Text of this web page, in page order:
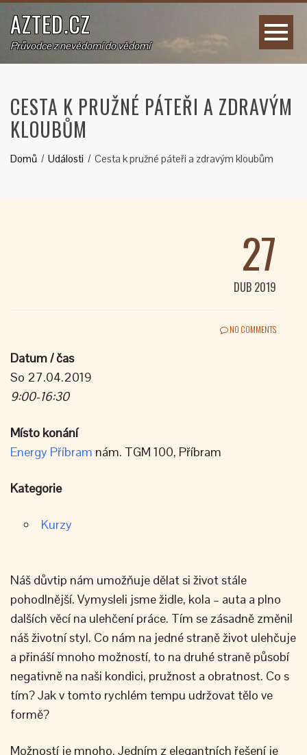
AZTED.CZ
Průvodce z nevědomí do vědomí
CESTA K PRUŽNÉ PÁTEŘI A ZDRAVÝM
KLOUBŮM
Domů Události Cesta k pružné páteři a zdravým kloubům
27
DUB 2019
NO COMMENTS
Datum / čas
So 27.04.2019
9:00-16:30
Místo konání
Energy Příbram nám. TGM 100, Příbram
Kategorie
Kurzy
Náš důvtip nám umožňuje dělat si život stále
pohodlnější. Vymysleli jsme židle, kola – auta a plno
dalších věcí na ulehčení práce. Tím se zásadně změnil
náš životní styl. Co nám na jedné straně život ulehčuje
a přináší mnoho možností, to na druhé straně působí
negativně na naši kondici, pružnost a obratnost. Co s
tím? Jak v tomto rychlém tempu udržovat tělo ve
formě?
Možností je mnoho. Jedním z elegantních řešení je